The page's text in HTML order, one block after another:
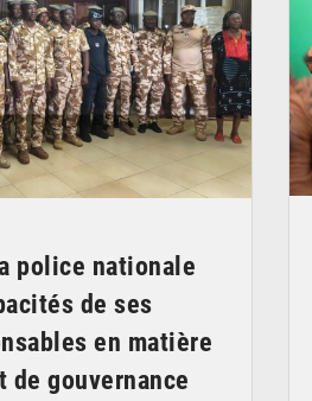
police nationale
de ses
en matière
de gouvernance